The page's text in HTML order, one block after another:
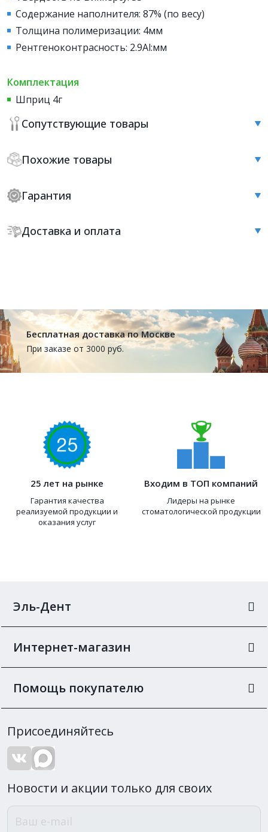
Сопутствующие товары
Похожие товары
Гарантия
Доставка и оплата
Содержание наполнителя: 87% (по весу)
Толщина полимеризации: 4мм
Рентгеноконтрасность: 2.9Al:мм
Комплектация
Шприц 4г
Бесплатная доставка по Москве
При заказе от 3000 руб.
25 лет на рынке
Гарантия качества
реализуемой продукции и
оказания услуг
Входим в ТОП компаний
Лидеры на рынке
стоматологической продукции
Эль-Дент
Интернет-магазин
Помощь покупателю
Присоединяйтесь
Новости и акции только для своих